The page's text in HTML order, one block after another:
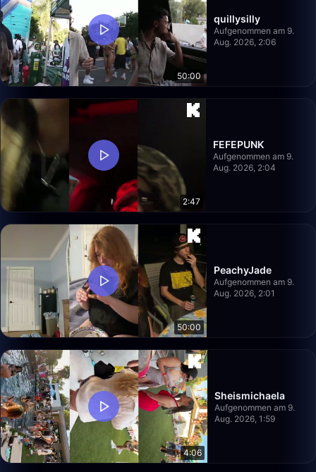
50:00
quillysilly
Aufgenommen am 9.
Aug. 2026, 2:06
2:47
FEFEPUNK
Aufgenommen am 9.
Aug. 2026, 2:04
50:00
PeachyJade
Aufgenommen am 9.
Aug. 2026, 2:01
4:06
Sheismichaela
Aufgenommen am 9.
Aug. 2026, 1:59